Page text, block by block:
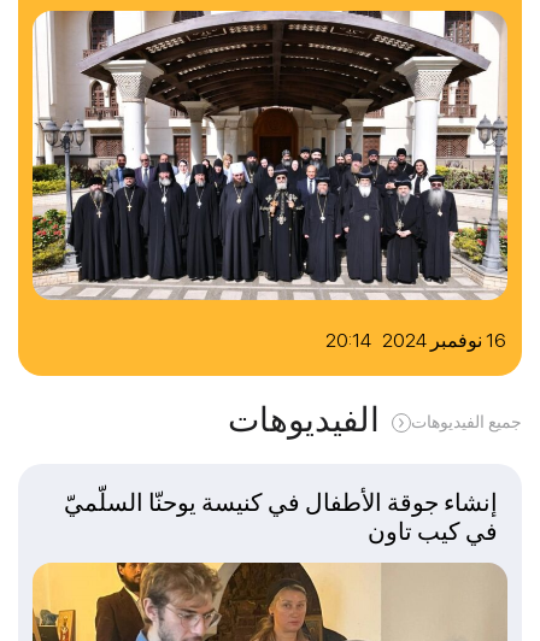
16 نوفمبر 2024 20:14
الفيديوهات جميع الفيديوهات
إنشاء جوقة الأطفال في كنيسة يوحنّا السلّميّ
في كيب تاون